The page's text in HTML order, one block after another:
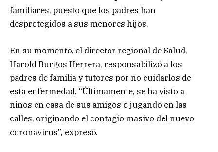
familiares, puesto que los padres han
desprotegidos a sus menores hijos.
En su momento, el director regional de Salud,
Harold Burgos Herrera, responsabilizó a los
padres de familia y tutores por no cuidarlos de
esta enfermedad. “Últimamente, se ha visto a
niños en casa de sus amigos o jugando en las
calles, originando el contagio masivo del nuevo
coronavirus”, expresó.